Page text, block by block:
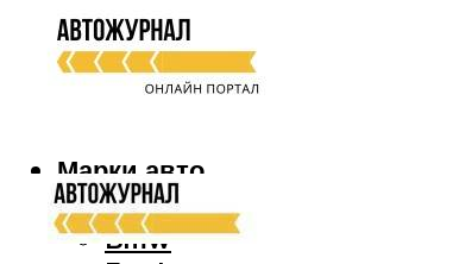
Марки авто
Audi
Bmw